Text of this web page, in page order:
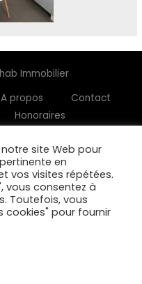
Immobilier
A propos
Contact
Honoraires
site Web pour
en
vos visites répétées.
vous consentez à
Toutefois, vous
cookies" pour fournir